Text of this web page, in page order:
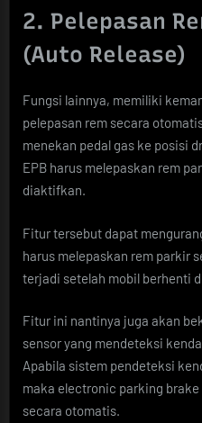
2. Pelepasan
(Auto Release)
Fungsi lainnya, memiliki
pelepasan rem secara
menekan pedal gas ke posisi
EPB harus melepaskan rem
diaktifkan.
Fitur tersebut dapat
harus melepaskan rem parkir
terjadi setelah mobil berhenti
Fitur ini nantinya juga akan
sensor yang mendeteksi
Apabila sistem pendeteksi
maka electronic parking
secara otomatis.